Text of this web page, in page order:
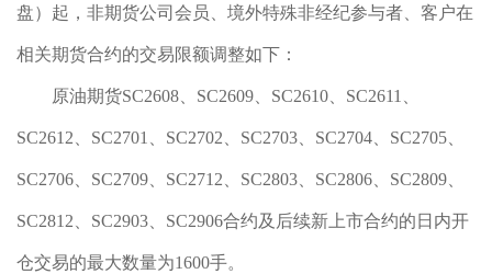
盘）起，非期货公司会员、境外特殊非经纪参与者、客户在
相关期货合约的交易限额调整如下：
原油期货SC2608、SC2609、SC2610、SC2611、
SC2612、SC2701、SC2702、SC2703、SC2704、SC2705、
SC2706、SC2709、SC2712、SC2803、SC2806、SC2809、
SC2812、SC2903、SC2906合约及后续新上市合约的日内开
仓交易的最大数量为1600手。